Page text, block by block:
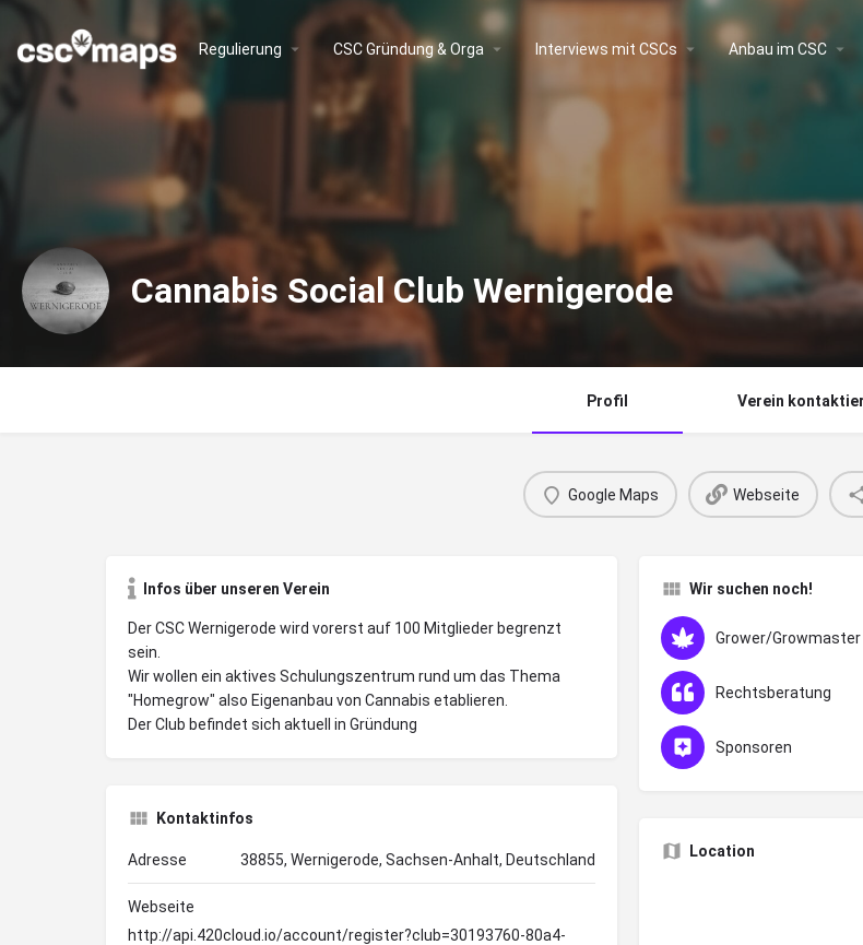
Regulierung CSC Gründung & Orga Interviews mit CSCs Anbau im CSC
Cannabis Social Club Wernigerode
Profil Verein
Google Maps Webseite
Infos über unseren Verein
Der CSC Wernigerode wird vorerst auf 100 Mitglieder begrenzt
sein.
Wir wollen ein aktives Schulungszentrum rund um das Thema
"Homegrow" also Eigenanbau von Cannabis etablieren.
Der Club befindet sich aktuell in Gründung
Kontaktinfos
Adresse 38855, Wernigerode, Sachsen-Anhalt, Deutschland
Webseite
http://api.420cloud.io/account/register?club=30193760-80a4-
Wir suchen noch!
Grower/Growmaster
Rechtsberatung
Sponsoren
Location